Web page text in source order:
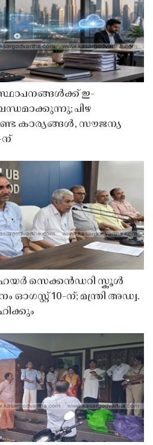
ഇ-
പിഴ
കാര്യങ്ങൾ, സൗജന്യ
ന്
സെക്കൻഡറി സ്കൂൾ
ഓഗസ്റ്റ് 10-ന്; മന്ത്രി അഡ്വ.